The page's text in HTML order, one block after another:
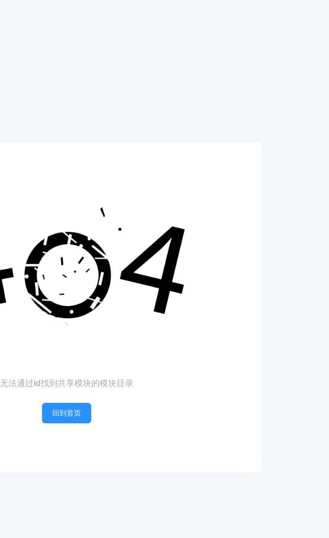
无法通过id找到共享模块的模块目录
回到首页